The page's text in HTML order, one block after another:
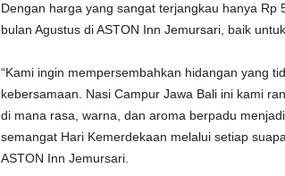
Dengan harga yang sangat terjangkau hanya
bulan Agustus di ASTON Inn Jemursari, baik
“Kami ingin mempersembahkan hidangan yang
kebersamaan. Nasi Campur Jawa Bali ini kami
di mana rasa, warna, dan aroma berpadu
semangat Hari Kemerdekaan melalui setiap
ASTON Inn Jemursari.